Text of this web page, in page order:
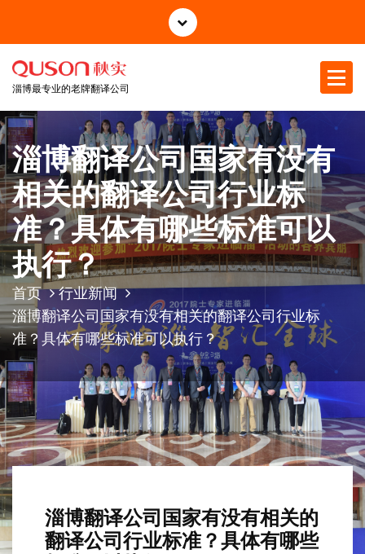
正
淄博最专业的老牌翻译公司
淄博翻译公司国家有没有
相关的翻译公司行业标
准？具体有哪些标准可以
执行？
首页
行业新闻
淄博翻译公司国家有没有相关的翻译公司行业标
准？具体有哪些标准可以执行？
淄博翻译公司国家有没有相关的
翻译公司行业标准？具体有哪些